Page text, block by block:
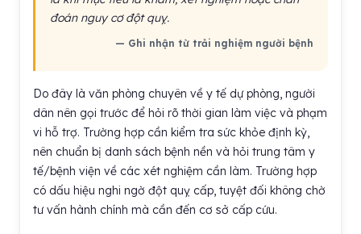
đoán nguy cơ đột quỵ.
— Ghi nhận từ trải nghiệm người bệnh
Do đây là văn phòng chuyên về y tế dự phòng, người
dân nên gọi trước để hỏi rõ thời gian làm việc và phạm
vi hỗ trợ. Trường hợp cần kiểm tra sức khỏe định kỳ,
nên chuẩn bị danh sách bệnh nền và hỏi trung tâm y
tế/bệnh viện về các xét nghiệm cần làm. Trường hợp
có dấu hiệu nghi ngờ đột quỵ cấp, tuyệt đối không chờ
tư vấn hành chính mà cần đến cơ sở cấp cứu.